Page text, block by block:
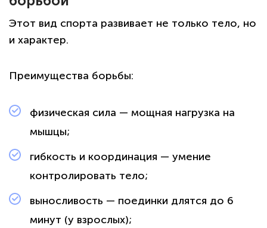
Этот вид спорта развивает не только тело, но
и характер.
Преимущества борьбы:
физическая сила — мощная нагрузка на
мышцы;
гибкость и координация — умение
контролировать тело;
выносливость — поединки длятся до 6
минут (у взрослых);